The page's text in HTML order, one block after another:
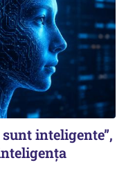
inteligente”,